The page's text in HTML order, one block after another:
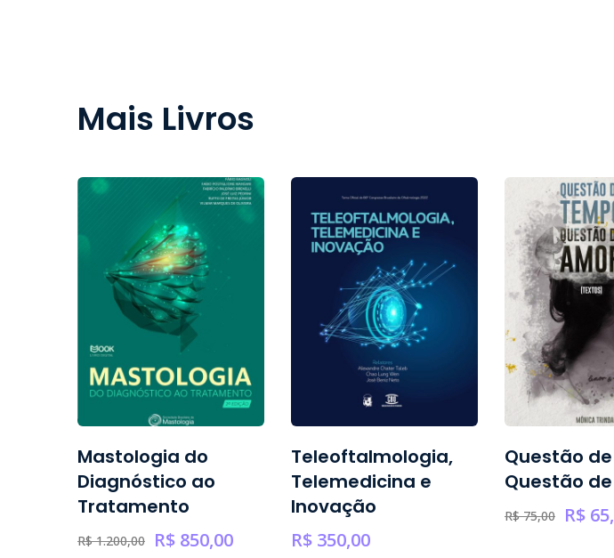
Mais Livros
Mastologia do
Diagnóstico ao
Tratamento
R$1.200,00 R$ 850,00
Teleoftalmologia,
Telemedicina e
Inovação
R$ 350,00
Questão
Questão
R$75,00 R$